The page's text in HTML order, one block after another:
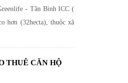
- Tân Bình ICC (
hơn (32hecta), thuộc xã
THUÊ CĂN HỘ